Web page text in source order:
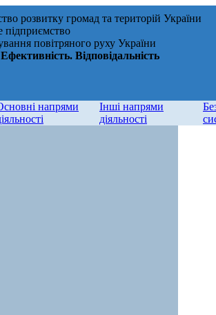
розвитку громад та територій України
підприємство
повітряного руху України
Відповідальність
напрями
Інші напрями
діяльності